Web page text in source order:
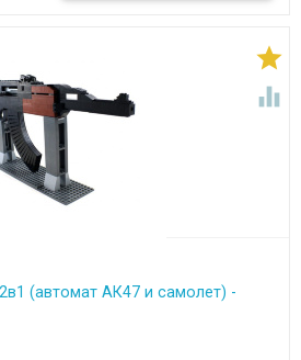


(автомат АК47 и самолет) -